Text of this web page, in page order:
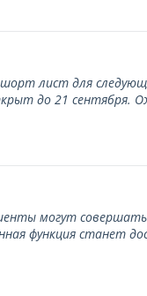
лист для
до 21 сентября.
могут
функция станет